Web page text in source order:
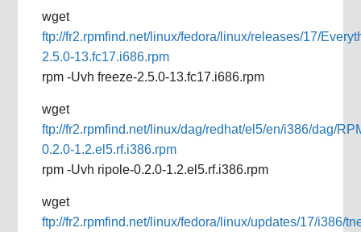
wget
ftp://fr2.rpmfind.net/linux/fedora/linux/releases/17/
2.5.0-13.fc17.i686.rpm
rpm -Uvh freeze-2.5.0-13.fc17.i686.rpm
wget
ftp://fr2.rpmfind.net/linux/dag/redhat/el5/en/i386/dag/
0.2.0-1.2.el5.rf.i386.rpm
rpm -Uvh ripole-0.2.0-1.2.el5.rf.i386.rpm
wget
ftp://fr2.rpmfind.net/linux/fedora/linux/updates/17/i386/